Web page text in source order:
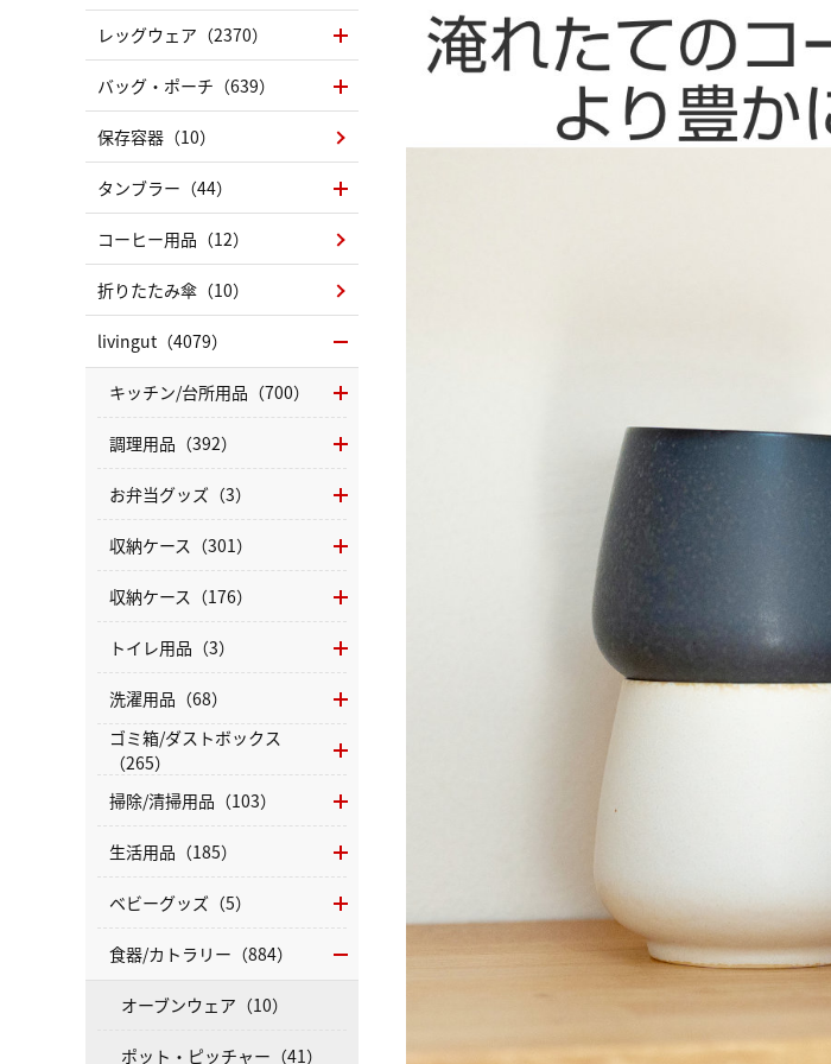
レッグウェア（2370）
バッグ・ポーチ（639）
保存容器（10）
タンブラー（44）
コーヒー用品（12）
折りたたみ傘（10）
livingut（4079）
キッチン/台所用品（700）
調理用品（392）
お弁当グッズ（3）
収納ケース（301）
収納ケース（176）
トイレ用品（3）
洗濯用品（68）
ゴミ箱/ダストボックス
（265）
掃除/清掃用品（103）
生活用品（185）
ベビーグッズ（5）
食器/カトラリー（884）
オーブンウェア（10）
ポット・ピッチャー（41）